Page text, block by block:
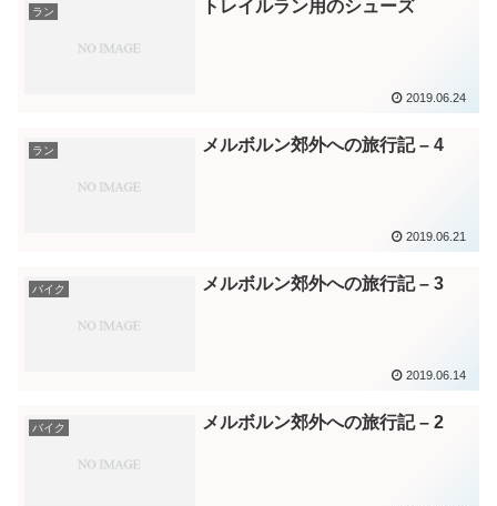
ラン トレイルラン用のシューズ
2019.06.24
ラン メルボルン郊外への旅行記 – 4
2019.06.21
バイク メルボルン郊外への旅行記 – 3
2019.06.14
バイク メルボルン郊外への旅行記 – 2